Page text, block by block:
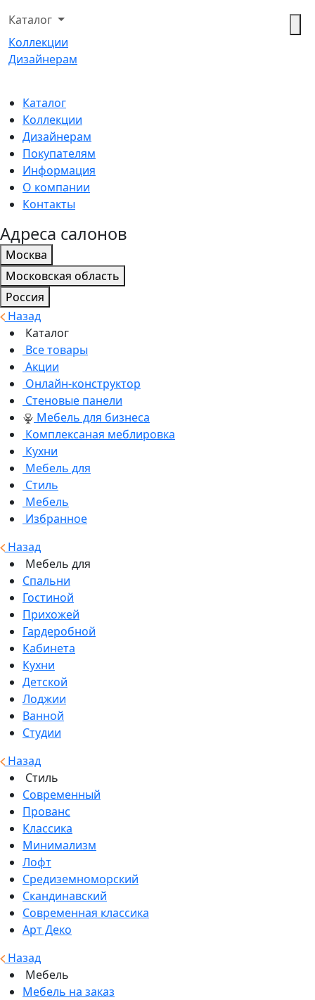
Каталог
Коллекции
Дизайнерам
Каталог
Коллекции
Дизайнерам
Покупателям
Информация
О компании
Контакты
Адреса салонов
Москва
Московская область
Россия
Назад
Каталог
Все товары
Акции
Онлайн-конструктор
Стеновые панели
Мебель для бизнеса
Комплексаная меблировка
Кухни
Мебель для
Стиль
Мебель
Избранное
Назад
Мебель для
Спальни
Гостиной
Прихожей
Гардеробной
Кабинета
Кухни
Детской
Лоджии
Ванной
Студии
Назад
Стиль
Современный
Прованс
Классика
Минимализм
Лофт
Средиземноморский
Скандинавский
Современная классика
Арт Деко
Назад
Мебель
Мебель на заказ